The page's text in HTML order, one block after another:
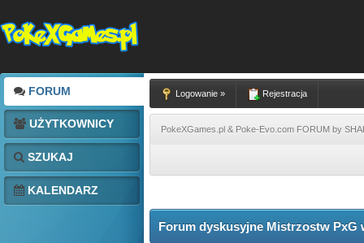
FORUM
UŻYTKOWNICY
SZUKAJ
KALENDARZ
Logowanie » Rejestracja
PokeXGames.pl & Poke-Evo.com FORUM by
Forum dyskusyjne Mistrzostw PxG